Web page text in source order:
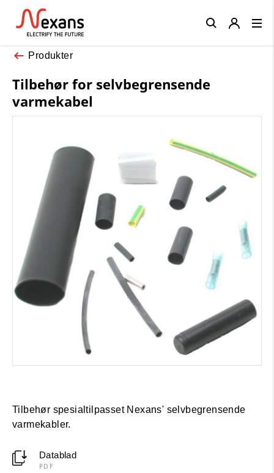
Produkter
Tilbehør for selvbegrensende
varmekabel
Tilbehør spesialtilpasset Nexans' selvbegrensende
varmekabler.
Datablad
PDF
Close